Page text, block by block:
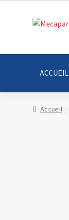
Aller
Aller
ACCUEIL
Accueil